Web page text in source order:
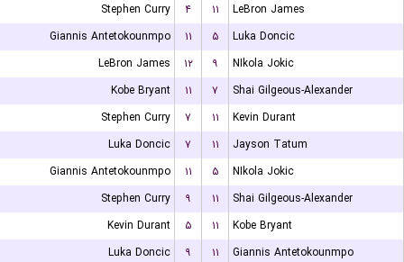
Stephen Curry
۴ ۱۱
LeBron James
Giannis Antetokounmpo
۱۱ ۵
Luka Doncic
LeBron James
۱۲ ۹
NIkola Jokic
Kobe Bryant
۱۱ ۷
Shai Gilgeous-Alexander
Stephen Curry
۷ ۱۱
Kevin Durant
Luka Doncic
۷ ۱۱
Jayson Tatum
Giannis Antetokounmpo
۱۱ ۵
NIkola Jokic
Stephen Curry
۹ ۱۱
Shai Gilgeous-Alexander
Kevin Durant
۵ ۱۱
Kobe Bryant
Luka Doncic
۹ ۱۱
Giannis Antetokounmpo